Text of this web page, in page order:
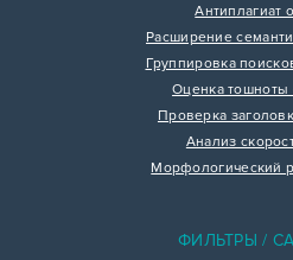
Антиплагиат
Расширение
Группировка
Оценка тошноты
Проверка
Анализ
Морфологический
ФИЛЬТРЫ /